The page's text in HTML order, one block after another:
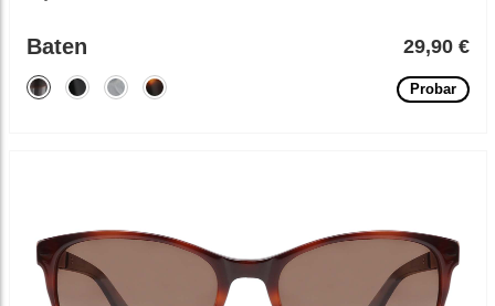
Baten 29,90 €
Probar